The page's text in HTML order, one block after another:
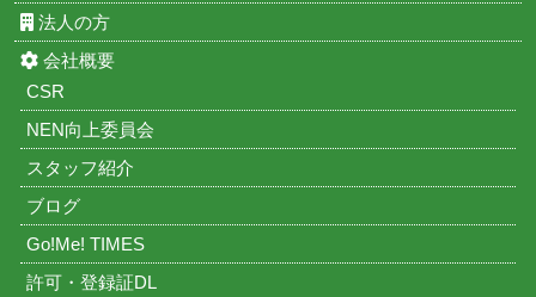
法人の方
会社概要
CSR
NEN向上委員会
スタッフ紹介
ブログ
Go!Me! TIMES
許可・登録証DL